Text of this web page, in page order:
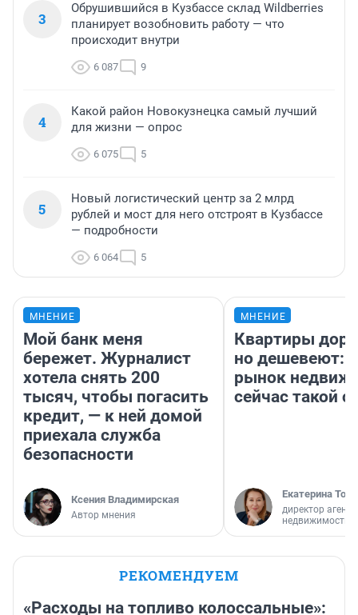
3
Обрушившийся в Кузбассе склад Wildberries
планирует возобновить работу — что
происходит внутри
6 087 9
4
Какой район Новокузнецка самый лучший
для жизни — опрос
6 075 5
5
Новый логистический центр за 2 млрд
рублей и мост для него отстроят в Кузбассе
— подробности
6 064 5
МНЕНИЕ
Мой банк меня
бережет. Журналист
хотела снять 200
тысяч, чтобы погасить
кредит, — к ней домой
приехала служба
безопасности
Ксения Владимирская
Автор мнения
МНЕНИЕ
Квартиры
но дешевеют:
рынок
сейчас такой
Екатерина
директор
недвижимости
РЕКОМЕНДУЕМ
«Расходы на топливо колоссальные»: